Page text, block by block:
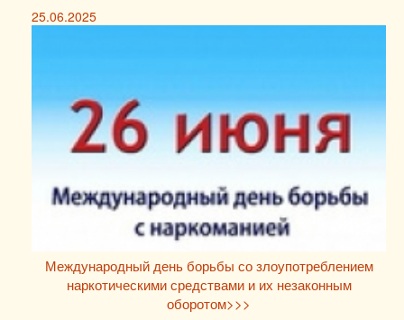
25.06.2025
Международный день борьбы со злоупотреблением
наркотическими средствами и их незаконным
оборотом>>>